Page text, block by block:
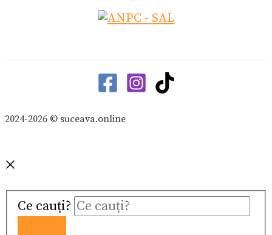
2024-2026 © suceava.online
Ce cauți?